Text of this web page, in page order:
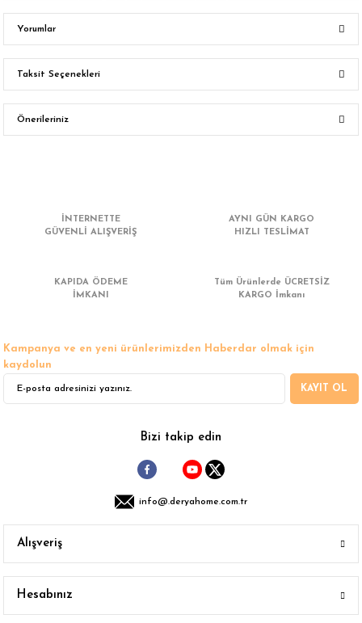
Yorumlar
Bu ürüne ilk yorumu siz yapın!
Yorum Yaz
Taksit Seçenekleri
Önerileriniz
Ürün resmi kalitesiz, bozuk veya görüntülenemiyor.
Ürün bilgilerinde hatalar bulunuyor.
Gönder
İNTERNETTE
GÜVENLİ ALIŞVERİŞ
AYNI GÜN KARGO
HIZLI TESLİMAT
KAPIDA ÖDEME
İMKANI
Tüm Ürünlerde ÜCRETSİZ
KARGO İmkanı
Kampanya ve en yeni ürünlerimizden Haberdar olmak için
kaydolun
KAYIT OL
Bizi takip edin
info@.deryahome.com.tr
Alışveriş
Hesabınız